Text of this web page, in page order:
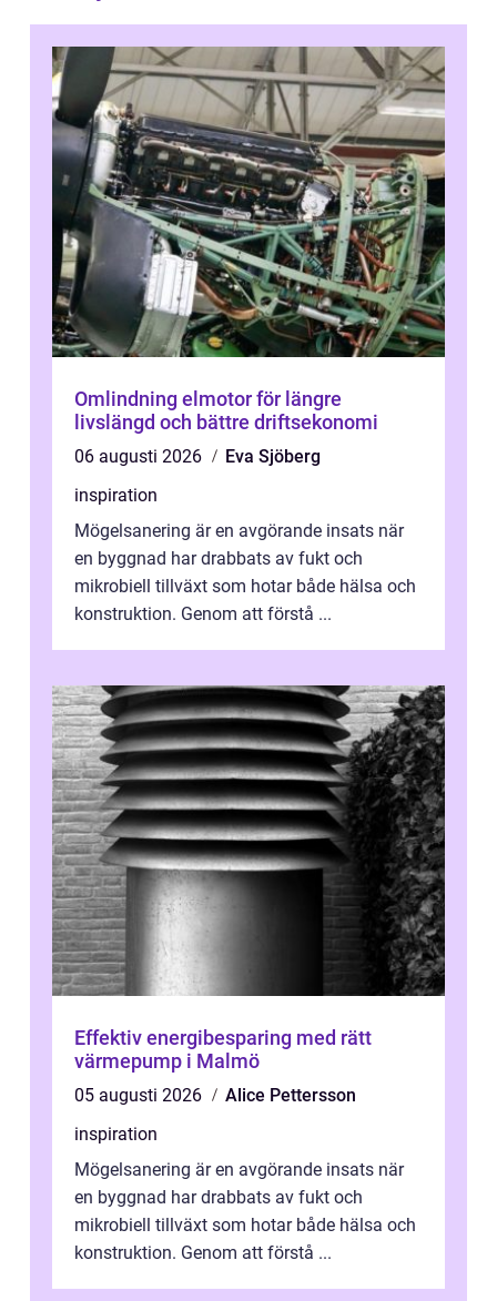
Omlindning elmotor för längre
livslängd och bättre driftsekonomi
06 augusti 2026
Eva Sjöberg
inspiration
Mögelsanering är en avgörande insats när
en byggnad har drabbats av fukt och
mikrobiell tillväxt som hotar både hälsa och
konstruktion. Genom att förstå ...
Effektiv energibesparing med rätt
värmepump i Malmö
05 augusti 2026
Alice Pettersson
inspiration
Mögelsanering är en avgörande insats när
en byggnad har drabbats av fukt och
mikrobiell tillväxt som hotar både hälsa och
konstruktion. Genom att förstå ...